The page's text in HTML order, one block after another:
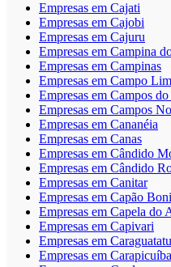
Empresas em Cajati
Empresas em Cajobi
Empresas em Cajuru
Empresas em Campina
Empresas em Campinas
Empresas em Campo
Empresas em Campos
Empresas em Campos
Empresas em Cananéia
Empresas em Canas
Empresas em Cândido
Empresas em Cândido
Empresas em Canitar
Empresas em Capão
Empresas em Capela do
Empresas em Capivari
Empresas em
Empresas em Carapicuíba